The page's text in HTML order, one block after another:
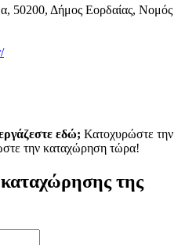
50200, Δήμος Εορδαίας, Νομός
εδώ; Κατοχυρώστε την
την καταχώρηση τώρα!
της